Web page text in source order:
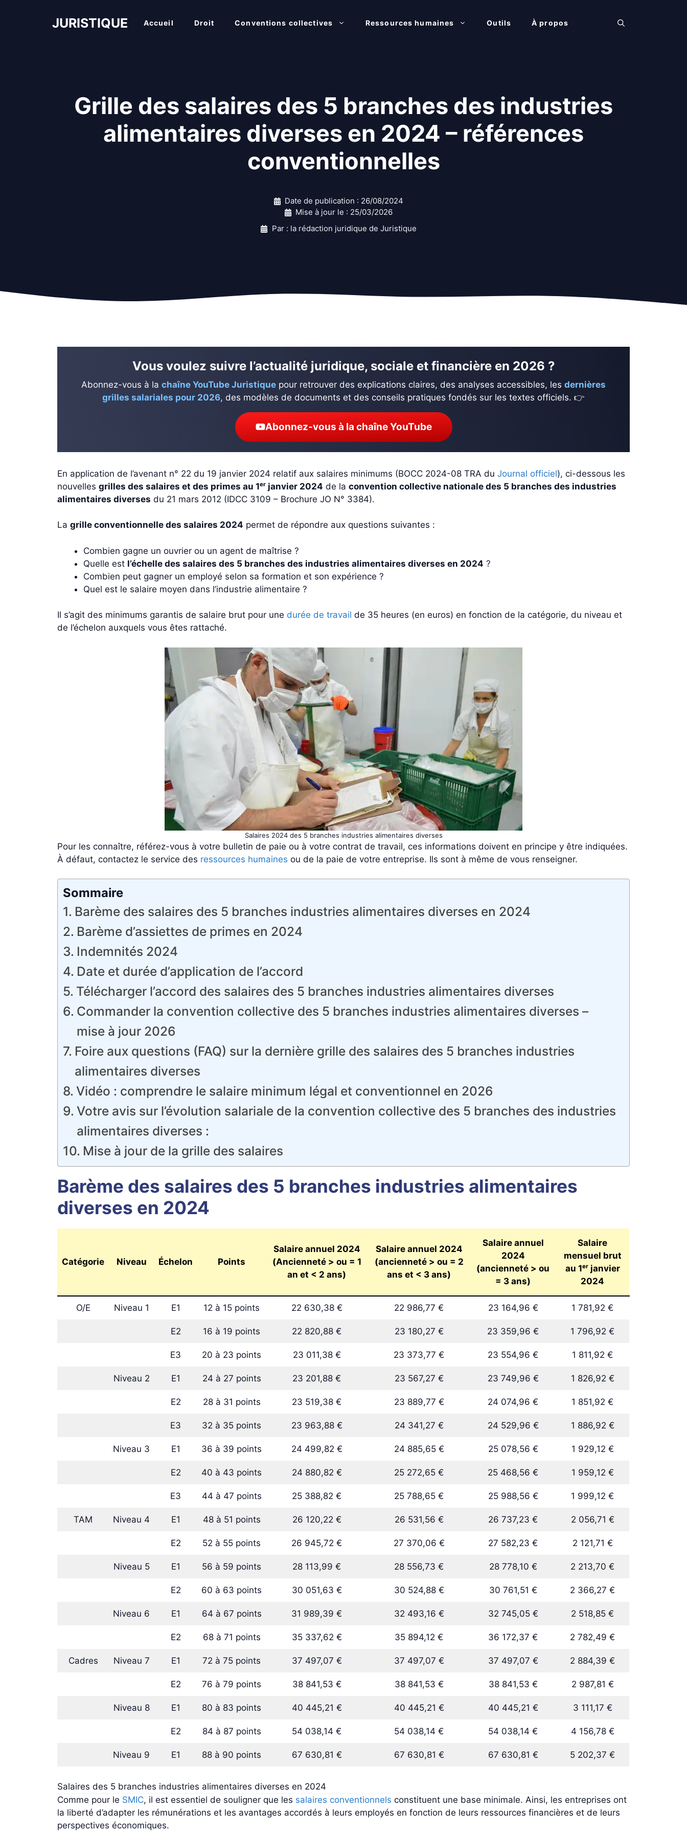
JURISTIQUE Accueil Droit Conventions collectives Ressources humaines Outils À propos
Grille des salaires des 5 branches des industries
alimentaires diverses en 2024 – références
conventionnelles
Date de publication : 26/08/2024
Mise à jour le : 25/03/2026
Par : la rédaction juridique de Juristique
Vous voulez suivre l’actualité juridique, sociale et financière en 2026 ?
Abonnez-vous à la chaîne YouTube Juristique pour retrouver des explications claires, des analyses accessibles, les dernières
grilles salariales pour 2026, des modèles de documents et des conseils pratiques fondés sur les textes officiels. 👉
Abonnez-vous à la chaîne YouTube
En application de l’avenant n° 22 du 19 janvier 2024 relatif aux salaires minimums (BOCC 2024-08 TRA du Journal officiel), ci-dessous les
nouvelles grilles des salaires et des primes au 1ᵉʳ janvier 2024 de la convention collective nationale des 5 branches des industries
alimentaires diverses du 21 mars 2012 (IDCC 3109 – Brochure JO N° 3384).
La grille conventionnelle des salaires 2024 permet de répondre aux questions suivantes :
Combien gagne un ouvrier ou un agent de maîtrise ?
Quelle est l’échelle des salaires des 5 branches des industries alimentaires diverses en 2024 ?
Combien peut gagner un employé selon sa formation et son expérience ?
Quel est le salaire moyen dans l’industrie alimentaire ?
Il s’agit des minimums garantis de salaire brut pour une durée de travail de 35 heures (en euros) en fonction de la catégorie, du niveau et
de l’échelon auxquels vous êtes rattaché.
Salaires 2024 des 5 branches industries alimentaires diverses
Pour les connaître, référez-vous à votre bulletin de paie ou à votre contrat de travail, ces informations doivent en principe y être indiquées.
À défaut, contactez le service des ressources humaines ou de la paie de votre entreprise. Ils sont à même de vous renseigner.
Sommaire
Barème des salaires des 5 branches industries alimentaires diverses en 2024
Barème d’assiettes de primes en 2024
Indemnités 2024
Date et durée d’application de l’accord
Télécharger l’accord des salaires des 5 branches industries alimentaires diverses
Commander la convention collective des 5 branches industries alimentaires diverses –
mise à jour 2026
Foire aux questions (FAQ) sur la dernière grille des salaires des 5 branches industries
alimentaires diverses
Vidéo : comprendre le salaire minimum légal et conventionnel en 2026
Votre avis sur l’évolution salariale de la convention collective des 5 branches des industries
alimentaires diverses :
Mise à jour de la grille des salaires
Barème des salaires des 5 branches industries alimentaires
diverses en 2024
Catégorie Niveau Échelon Points
Salaire annuel 2024
(Ancienneté > ou = 1
an et < 2 ans)
Salaire annuel 2024
(ancienneté > ou = 2
ans et < 3 ans)
Salaire annuel
2024
(ancienneté > ou
= 3 ans)
Salaire
mensuel brut
au 1ᵉʳ janvier
2024
O/E Niveau 1 E1 12 à 15 points 22 630,38 € 22 986,77 € 23 164,96 € 1 781,92 €
E2 16 à 19 points 22 820,88 € 23 180,27 € 23 359,96 € 1 796,92 €
E3 20 à 23 points 23 011,38 € 23 373,77 € 23 554,96 € 1 811,92 €
Niveau 2 E1 24 à 27 points 23 201,88 € 23 567,27 € 23 749,96 € 1 826,92 €
E2 28 à 31 points 23 519,38 € 23 889,77 € 24 074,96 € 1 851,92 €
E3 32 à 35 points 23 963,88 € 24 341,27 € 24 529,96 € 1 886,92 €
Niveau 3 E1 36 à 39 points 24 499,82 € 24 885,65 € 25 078,56 € 1 929,12 €
E2 40 à 43 points 24 880,82 € 25 272,65 € 25 468,56 € 1 959,12 €
E3 44 à 47 points 25 388,82 € 25 788,65 € 25 988,56 € 1 999,12 €
TAM Niveau 4 E1 48 à 51 points 26 120,22 € 26 531,56 € 26 737,23 € 2 056,71 €
E2 52 à 55 points 26 945,72 € 27 370,06 € 27 582,23 € 2 121,71 €
Niveau 5 E1 56 à 59 points 28 113,99 € 28 556,73 € 28 778,10 € 2 213,70 €
E2 60 à 63 points 30 051,63 € 30 524,88 € 30 761,51 € 2 366,27 €
Niveau 6 E1 64 à 67 points 31 989,39 € 32 493,16 € 32 745,05 € 2 518,85 €
E2 68 à 71 points 35 337,62 € 35 894,12 € 36 172,37 € 2 782,49 €
Cadres Niveau 7 E1 72 à 75 points 37 497,07 € 37 497,07 € 37 497,07 € 2 884,39 €
E2 76 à 79 points 38 841,53 € 38 841,53 € 38 841,53 € 2 987,81 €
Niveau 8 E1 80 à 83 points 40 445,21 € 40 445,21 € 40 445,21 € 3 111,17 €
E2 84 à 87 points 54 038,14 € 54 038,14 € 54 038,14 € 4 156,78 €
Niveau 9 E1 88 à 90 points 67 630,81 € 67 630,81 € 67 630,81 € 5 202,37 €
Salaires des 5 branches industries alimentaires diverses en 2024
Comme pour le SMIC, il est essentiel de souligner que les salaires conventionnels constituent une base minimale. Ainsi, les entreprises ont
la liberté d’adapter les rémunérations et les avantages accordés à leurs employés en fonction de leurs ressources financières et de leurs
perspectives économiques.